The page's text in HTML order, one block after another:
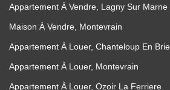
Appartement À Vendre, Lagny Sur Marne
Maison À Vendre, Montevrain
Appartement À Louer, Chanteloup En Brie
Appartement À Louer, Montevrain
Appartement À Louer, Ozoir La Ferriere